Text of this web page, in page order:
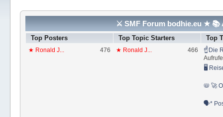
⚔ SMF Forum bodhie.eu ★ 📚
Top Posters Top Topic Starters Top
★ Ronald J... 476 ★ Ronald J... 466
☝Die
Aufrufe
🖥
📛 🚀
🗣*